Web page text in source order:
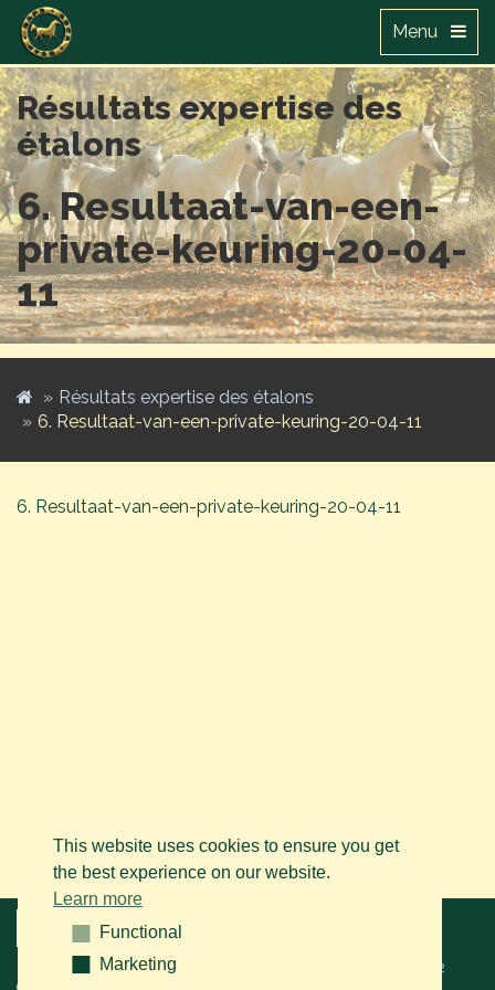
Menu
Résultats expertise des
étalons
6. Resultaat-van-een-
private-keuring-20-04-
11
Résultats expertise des étalons
6. Resultaat-van-een-private-keuring-20-04-11
6. Resultaat-van-een-private-keuring-20-04-11
Menu
© 2026 BAPS vzw. Tous droits réservés. Contactez-nous sur le
+32
This website uses cookies to ensure you get
the best experience on our website.
Learn more
Functional
Functional
MarketingMarketing